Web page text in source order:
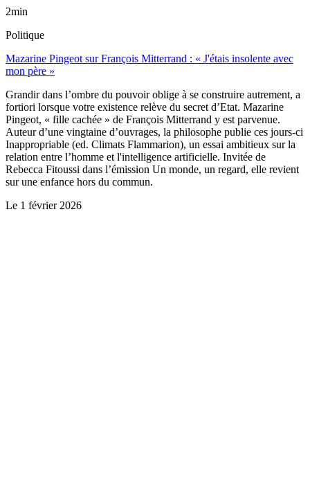
2min
Politique
Mazarine Pingeot sur François Mitterrand : « J'étais insolente avec
mon père »
Grandir dans l’ombre du pouvoir oblige à se construire autrement, a
fortiori lorsque votre existence relève du secret d’Etat. Mazarine
Pingeot, « fille cachée » de François Mitterrand y est parvenue.
Auteur d’une vingtaine d’ouvrages, la philosophe publie ces jours-ci
Inappropriable (ed. Climats Flammarion), un essai ambitieux sur la
relation entre l’homme et l'intelligence artificielle. Invitée de
Rebecca Fitoussi dans l’émission Un monde, un regard, elle revient
sur une enfance hors du commun.
Le 1 février 2026